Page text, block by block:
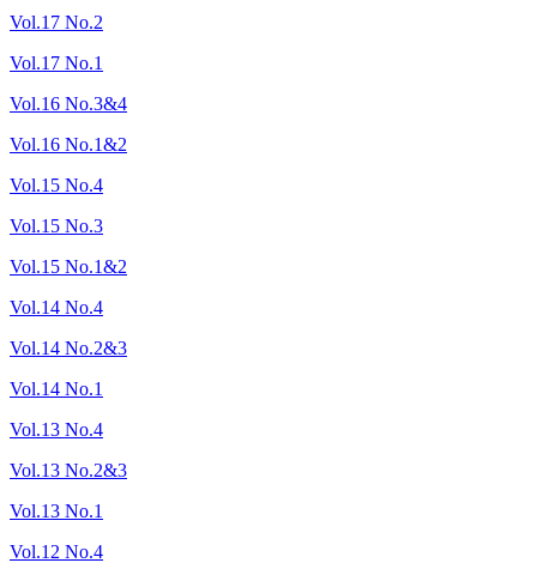
Vol.17 No.2
Vol.17 No.1
Vol.16 No.3&4
Vol.16 No.1&2
Vol.15 No.4
Vol.15 No.3
Vol.15 No.1&2
Vol.14 No.4
Vol.14 No.2&3
Vol.14 No.1
Vol.13 No.4
Vol.13 No.2&3
Vol.13 No.1
Vol.12 No.4